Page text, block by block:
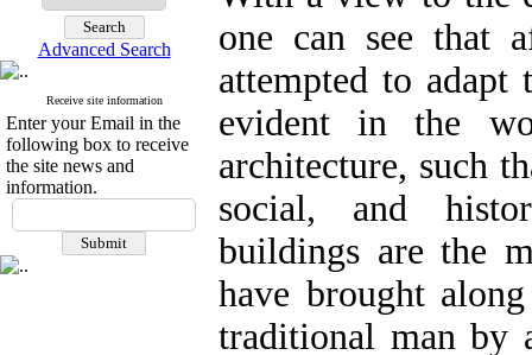
Advanced Search
Receive site information
Enter your Email in the
following box to receive
the site news and
information.
one can see that
attempted to
evident in the
architecture, such
social, and
buildings are the
have brought
traditional man by